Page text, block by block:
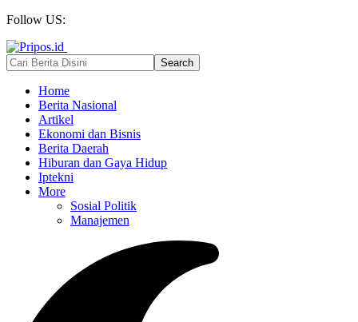
Follow US:
Home
Berita Nasional
Artikel
Ekonomi dan Bisnis
Berita Daerah
Hiburan dan Gaya Hidup
Iptekni
More
Sosial Politik
Manajemen